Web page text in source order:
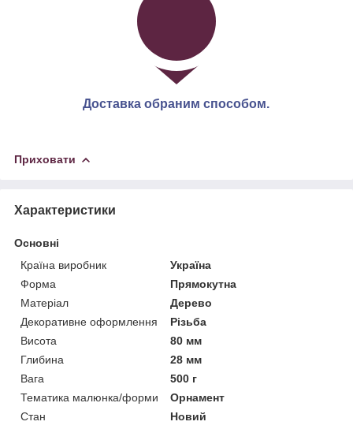
Доставка обраним способом.
Приховати
Характеристики
Основні
Країна виробник
Україна
Форма
Прямокутна
Матеріал
Дерево
Декоративне оформлення
Різьба
Висота
80 мм
Глибина
28 мм
Вага
500 г
Тематика малюнка/форми
Орнамент
Стан
Новий